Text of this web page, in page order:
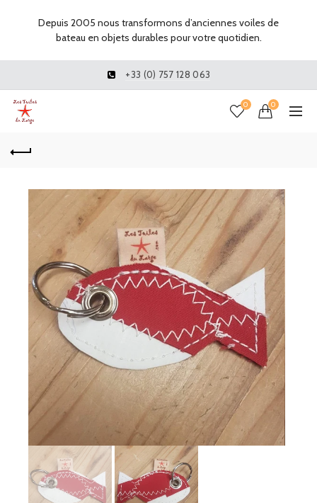
+33 (0) 757 128 063
0 0
Depuis 2005 nous transformons d’anciennes voiles de
bateau en objets durables pour votre quotidien.